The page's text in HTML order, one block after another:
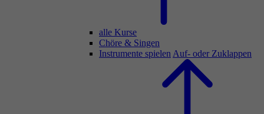
alle Kurse
Chöre & Singen
Instrumente spielen Auf- oder Zuklappen